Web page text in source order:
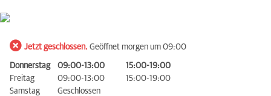
Jetzt geschlossen. Geöffnet morgen um 09:00
Donnerstag 09:00-13:00
15:00-19:00
Freitag
09:00-13:00
15:00-19:00
Samstag
Geschlossen